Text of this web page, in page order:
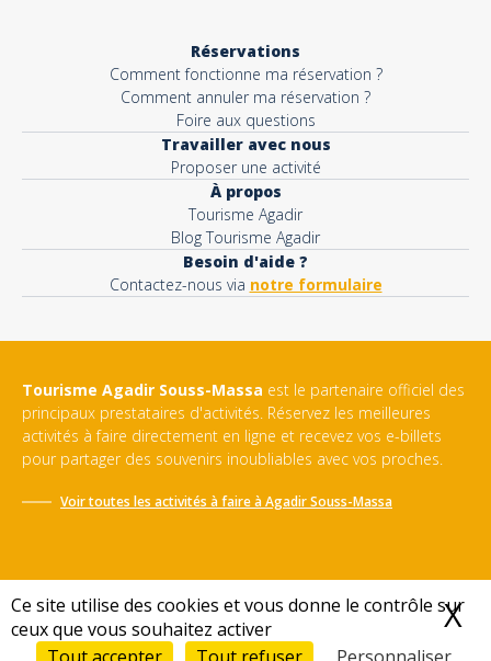
Ce site utilise des cookies et vous donne le contrôle sur
ceux que vous souhaitez activer
X
Réservations
Comment fonctionne ma réservation ?
Comment annuler ma réservation ?
Foire aux questions
Travailler avec nous
Proposer une activité
À propos
Tourisme Agadir
Blog Tourisme Agadir
Besoin d'aide ?
Contactez-nous via notre formulaire
Tourisme Agadir Souss-Massa est le partenaire officiel des
principaux prestataires d'activités. Réservez les meilleures
activités à faire directement en ligne et recevez vos e-billets
pour partager des souvenirs inoubliables avec vos proches.
Voir toutes les activités à faire àAgadir Souss-Massa
Conditions générales de vente-Politique de confidentialité-
Mentions légales-Sitemap